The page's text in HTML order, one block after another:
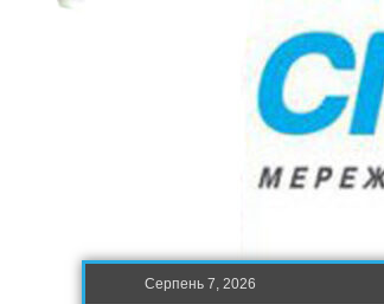
Серпень 7, 2026